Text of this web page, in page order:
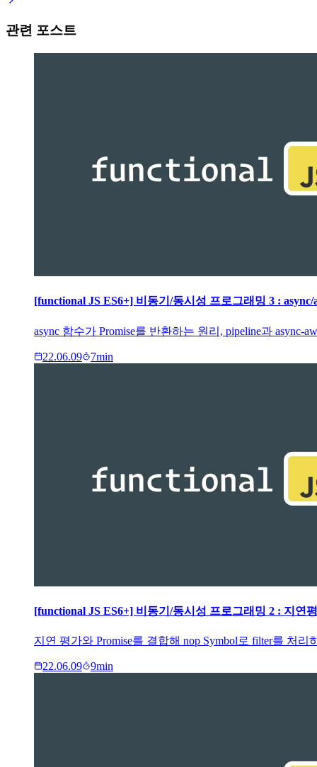
관련 포스트
[functional JS ES6+] 비동기/동시성 프로그래밍 3 :
async 함수가 Promise를 반환하는 원리, pipeline과
22.06.09 7min
[functional JS ES6+] 비동기/동시성 프로그래밍 2 : 지연
지연 평가와 Promise를 결합해 nop Symbol로 filter를 처
22.06.09 9min